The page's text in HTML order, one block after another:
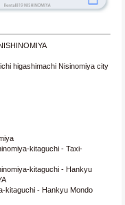
higashimachi Nisinomiya city
kitaguchi - Taxi-
kitaguchi - Hankyu
kitaguchi - Hankyu Mondo